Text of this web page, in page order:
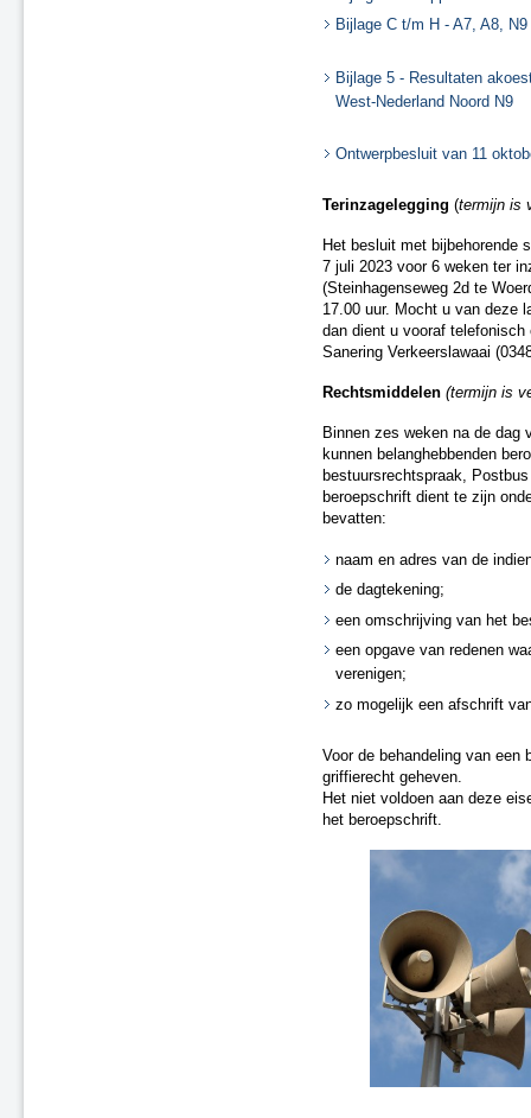
Bijlage C t/m H - A7, A8, N9
Bijlage 5 - Resultaten
West-Nederland Noord N9
Ontwerpbesluit van 11
Terinzagelegging (termijn is
Het besluit met bijbehorende
7 juli 2023 voor 6 weken ter
(Steinhagenseweg 2d te
17.00 uur. Mocht u van deze
dan dient u vooraf
Sanering Verkeerslawaai
Rechtsmiddelen (termijn is
Binnen zes weken na de dag
kunnen belanghebbenden
bestuursrechtspraak,
beroepschrift dient te zijn
bevatten:
naam en adres van de
de dagtekening;
een omschrijving van het
een opgave van redenen
verenigen;
zo mogelijk een afschrift
Voor de behandeling van een
griffierecht geheven.
Het niet voldoen aan deze
het beroepschrift.